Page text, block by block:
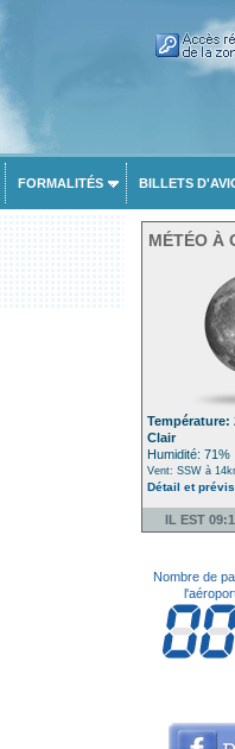
FORMALITÉS BILLETS
MÉTÉO À
Température:
Clair
Humidité: 71%
Vent: SSW à
Détail et
IL EST
Nombre de